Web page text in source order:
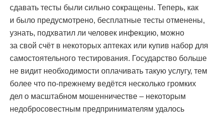
сдавать тесты были сильно сокращены. Теперь, как
и было предусмотрено, бесплатные тесты отменены,
узнать, подхватил ли человек инфекцию, можно
за свой счёт в некоторых аптеках или купив набор для
самостоятельного тестирования. Государство больше
не видит необходимости оплачивать такую услугу, тем
более что по-прежнему ведётся несколько громких
дел о масштабном мошенничестве – некоторым
недобросовестным предпринимателям удалось